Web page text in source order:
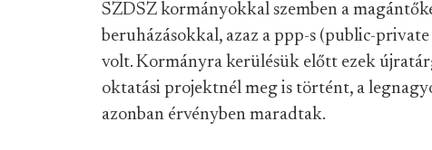
SZDSZ kormányokkal szemben a
beruházásokkal, azaz a ppp-s (public-
volt. Kormányra kerülésük előtt ezek
oktatási projektnél meg is történt, a
azonban érvényben maradtak.